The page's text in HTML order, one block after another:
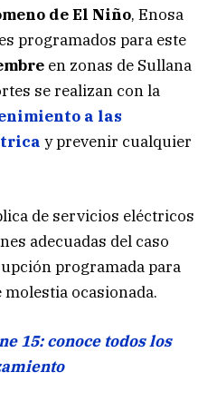
de El Niño, Enosa
programados para este
en zonas de Sullana
se realizan con la
a las
y prevenir cualquier
de servicios eléctricos
adecuadas del caso
programada para
ocasionada.
15: conoce todos los